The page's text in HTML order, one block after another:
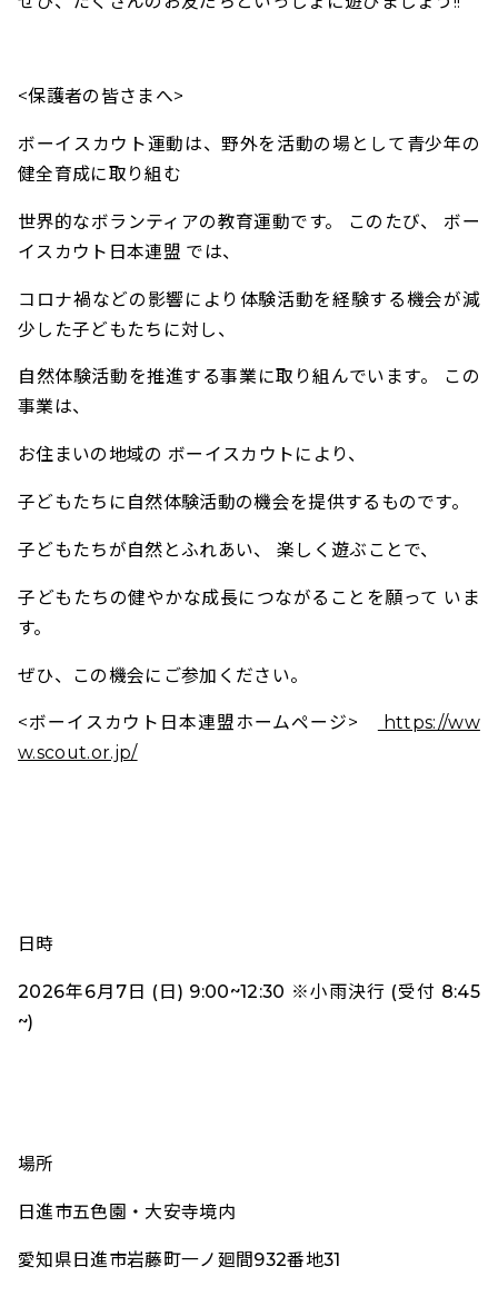
<保護者の皆さまへ>
ボーイスカウト運動は、野外を活動の場として青少年の
健全育成に取り組む
世界的なボランティアの教育運動です。 このたび、 ボー
イスカウト日本連盟 では、
コロナ禍などの影響により体験活動を経験する機会が減
少した子どもたちに対し、
自然体験活動を推進する事業に取り組んでいます。 この
事業は、
お住まいの地域の ボーイスカウトにより、
子どもたちに自然体験活動の機会を提供するものです。
子どもたちが自然とふれあい、 楽しく遊ぶことで、
子どもたちの健やかな成長につながることを願って いま
す。
ぜひ、この機会にご参加ください。
<ボーイスカウト日本連盟ホームページ>
https://ww
w.scout.or.jp/
日時
2026年6月7日 (日) 9:00~12:30 ※小雨決行 (受付 8:45
~)
場所
日進市五色園・大安寺境内
愛知県日進市岩藤町一ノ廻間932番地31